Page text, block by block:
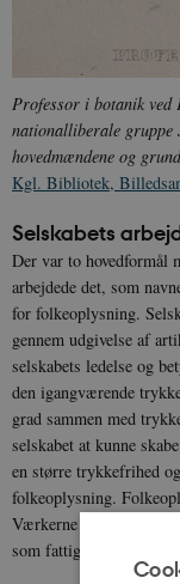
Professor i botanik ved
nationalliberale gruppe
hovedmændene og
Kgl. Bibliotek,
Selskabets
Der var to hovedformål
arbejdede det, som
for folkeoplysning.
gennem udgivelse af
selskabets ledelse og
den igangværende
grad sammen med
selskabet at kunne
en større trykkefrihed
folkeoplysning.
Værkerne blev omdelt
som fattighuse og